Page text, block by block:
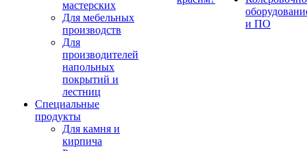
мастерских
Для мебельных
производств
Для
производителей
напольных
покрытий и
лестниц
Специальные
продукты
Для камня и
кирпича
и ПО